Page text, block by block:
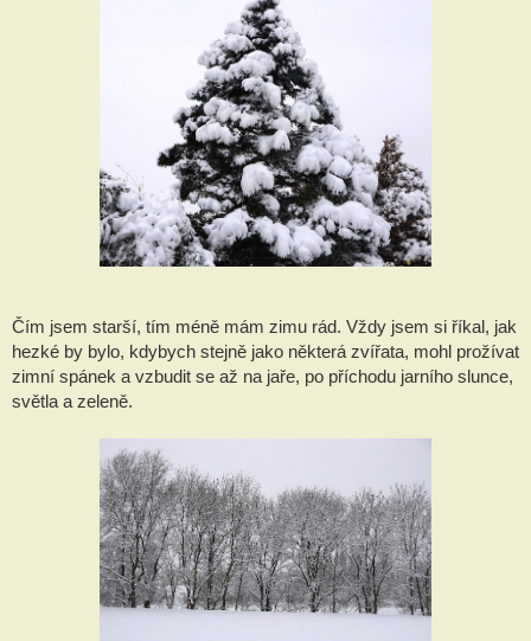
Čím jsem starší, tím méně mám zimu rád. Vždy jsem si říkal, jak
hezké by bylo, kdybych stejně jako některá zvířata, mohl prožívat
zimní spánek a vzbudit se až na jaře, po příchodu jarního slunce,
světla a zeleně.